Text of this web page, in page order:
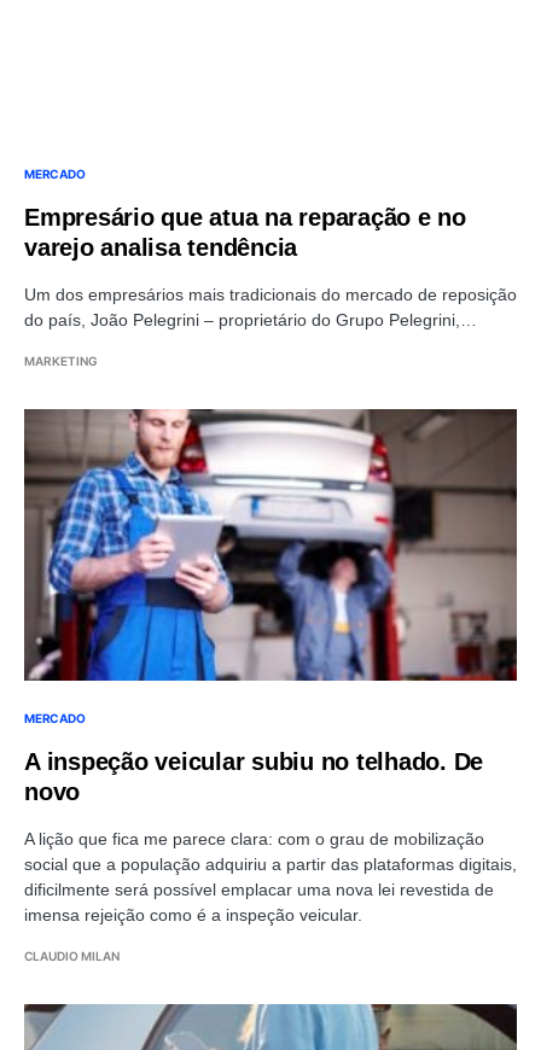
MERCADO
Empresário que atua na reparação e no
varejo analisa tendência
Um dos empresários mais tradicionais do mercado de reposição
do país, João Pelegrini – proprietário do Grupo Pelegrini,…
MARKETING
MERCADO
A inspeção veicular subiu no telhado. De
novo
A lição que fica me parece clara: com o grau de mobilização
social que a população adquiriu a partir das plataformas digitais,
dificilmente será possível emplacar uma nova lei revestida de
imensa rejeição como é a inspeção veicular.
CLAUDIO MILAN